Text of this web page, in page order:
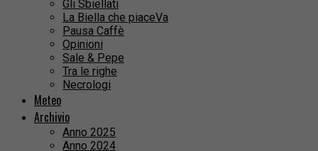
Gli Sbiellati
La Biella che piaceVa
Pausa Caffè
Opinioni
Sale & Pepe
Tra le righe
Necrologi
Meteo
Archivio
Anno 2025
Anno 2024